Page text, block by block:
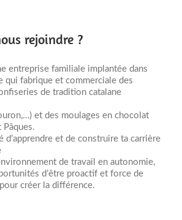
rejoindre ?
entreprise familiale implantée dans
qui fabrique et commerciale des
de tradition catalane
et des moulages en chocolat
d’apprendre et de construire ta carrière
de travail en autonomie,
d’être proactif et force de
créer la différence.